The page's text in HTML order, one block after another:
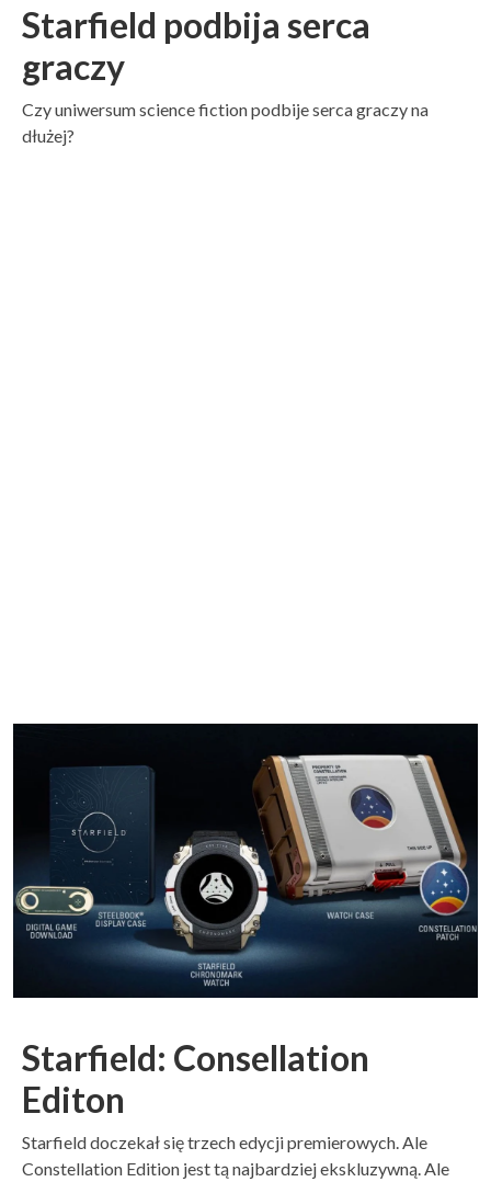
Starfield podbija serca
graczy
Czy uniwersum science fiction podbije serca graczy na
dłużej?
Starfield: Consellation
Editon
Starfield doczekał się trzech edycji premierowych. Ale
Constellation Edition jest tą najbardziej ekskluzywną. Ale